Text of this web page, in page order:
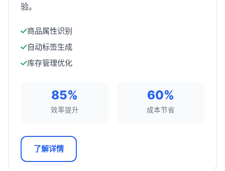
验。
商品属性识别
自动标签生成
库存管理优化
85%
效率提升
60%
成本节省
了解详情